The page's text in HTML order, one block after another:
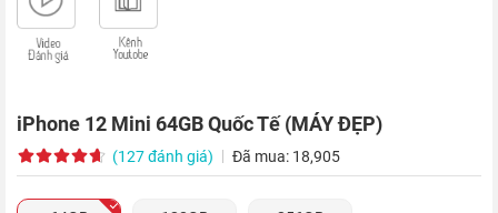
iPhone 12 Mini 64GB Quốc Tế (MÁY ĐẸP)
(127 đánh giá) Đã mua: 18,905